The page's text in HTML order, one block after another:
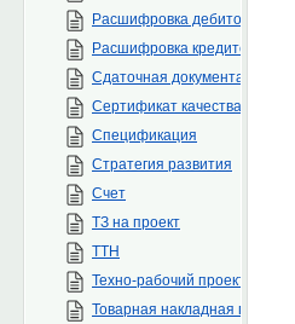
Расшифровка дебиторской
Расшифровка кредиторской
Сдаточная документация
Сертификат качества на
Спецификация
Стратегия развития
Счет
ТЗ на проект
ТТН
Техно-рабочий проект
Товарная накладная